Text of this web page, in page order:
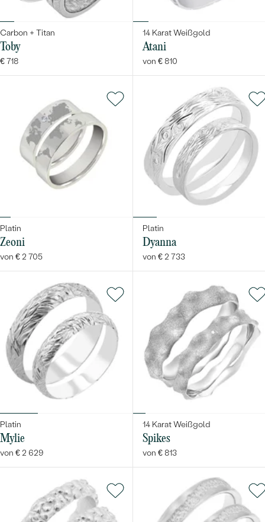
Carbon + Titan
Toby
€ 718
14 Karat Weißgold
Atani
von € 810
Platin
Zeoni
von € 2 705
Platin
Dyanna
von € 2 733
Platin
Mylie
von € 2 629
14 Karat Weißgold
Spikes
von € 813